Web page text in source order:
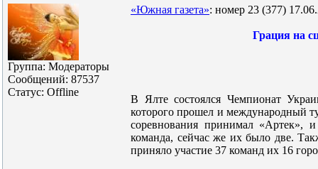
Группа: Модераторы
Сообщений: 87537
Статус: Offline
«Южная газета»: номер 23 (377)
Грация на
В Ялте состоялся Чемпионат
которого прошел и международный
соревнования принимал «Артек»,
команда, сейчас же их было две.
приняло участие 37 команд их 16